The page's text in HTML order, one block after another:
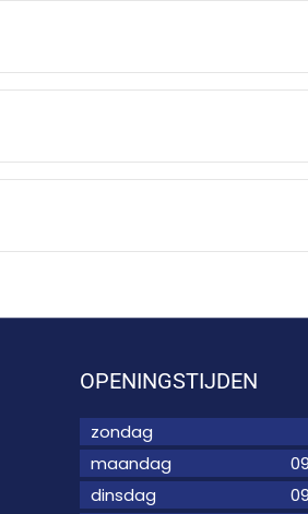
OPENINGSTIJDEN
zondag
maandag
dinsdag